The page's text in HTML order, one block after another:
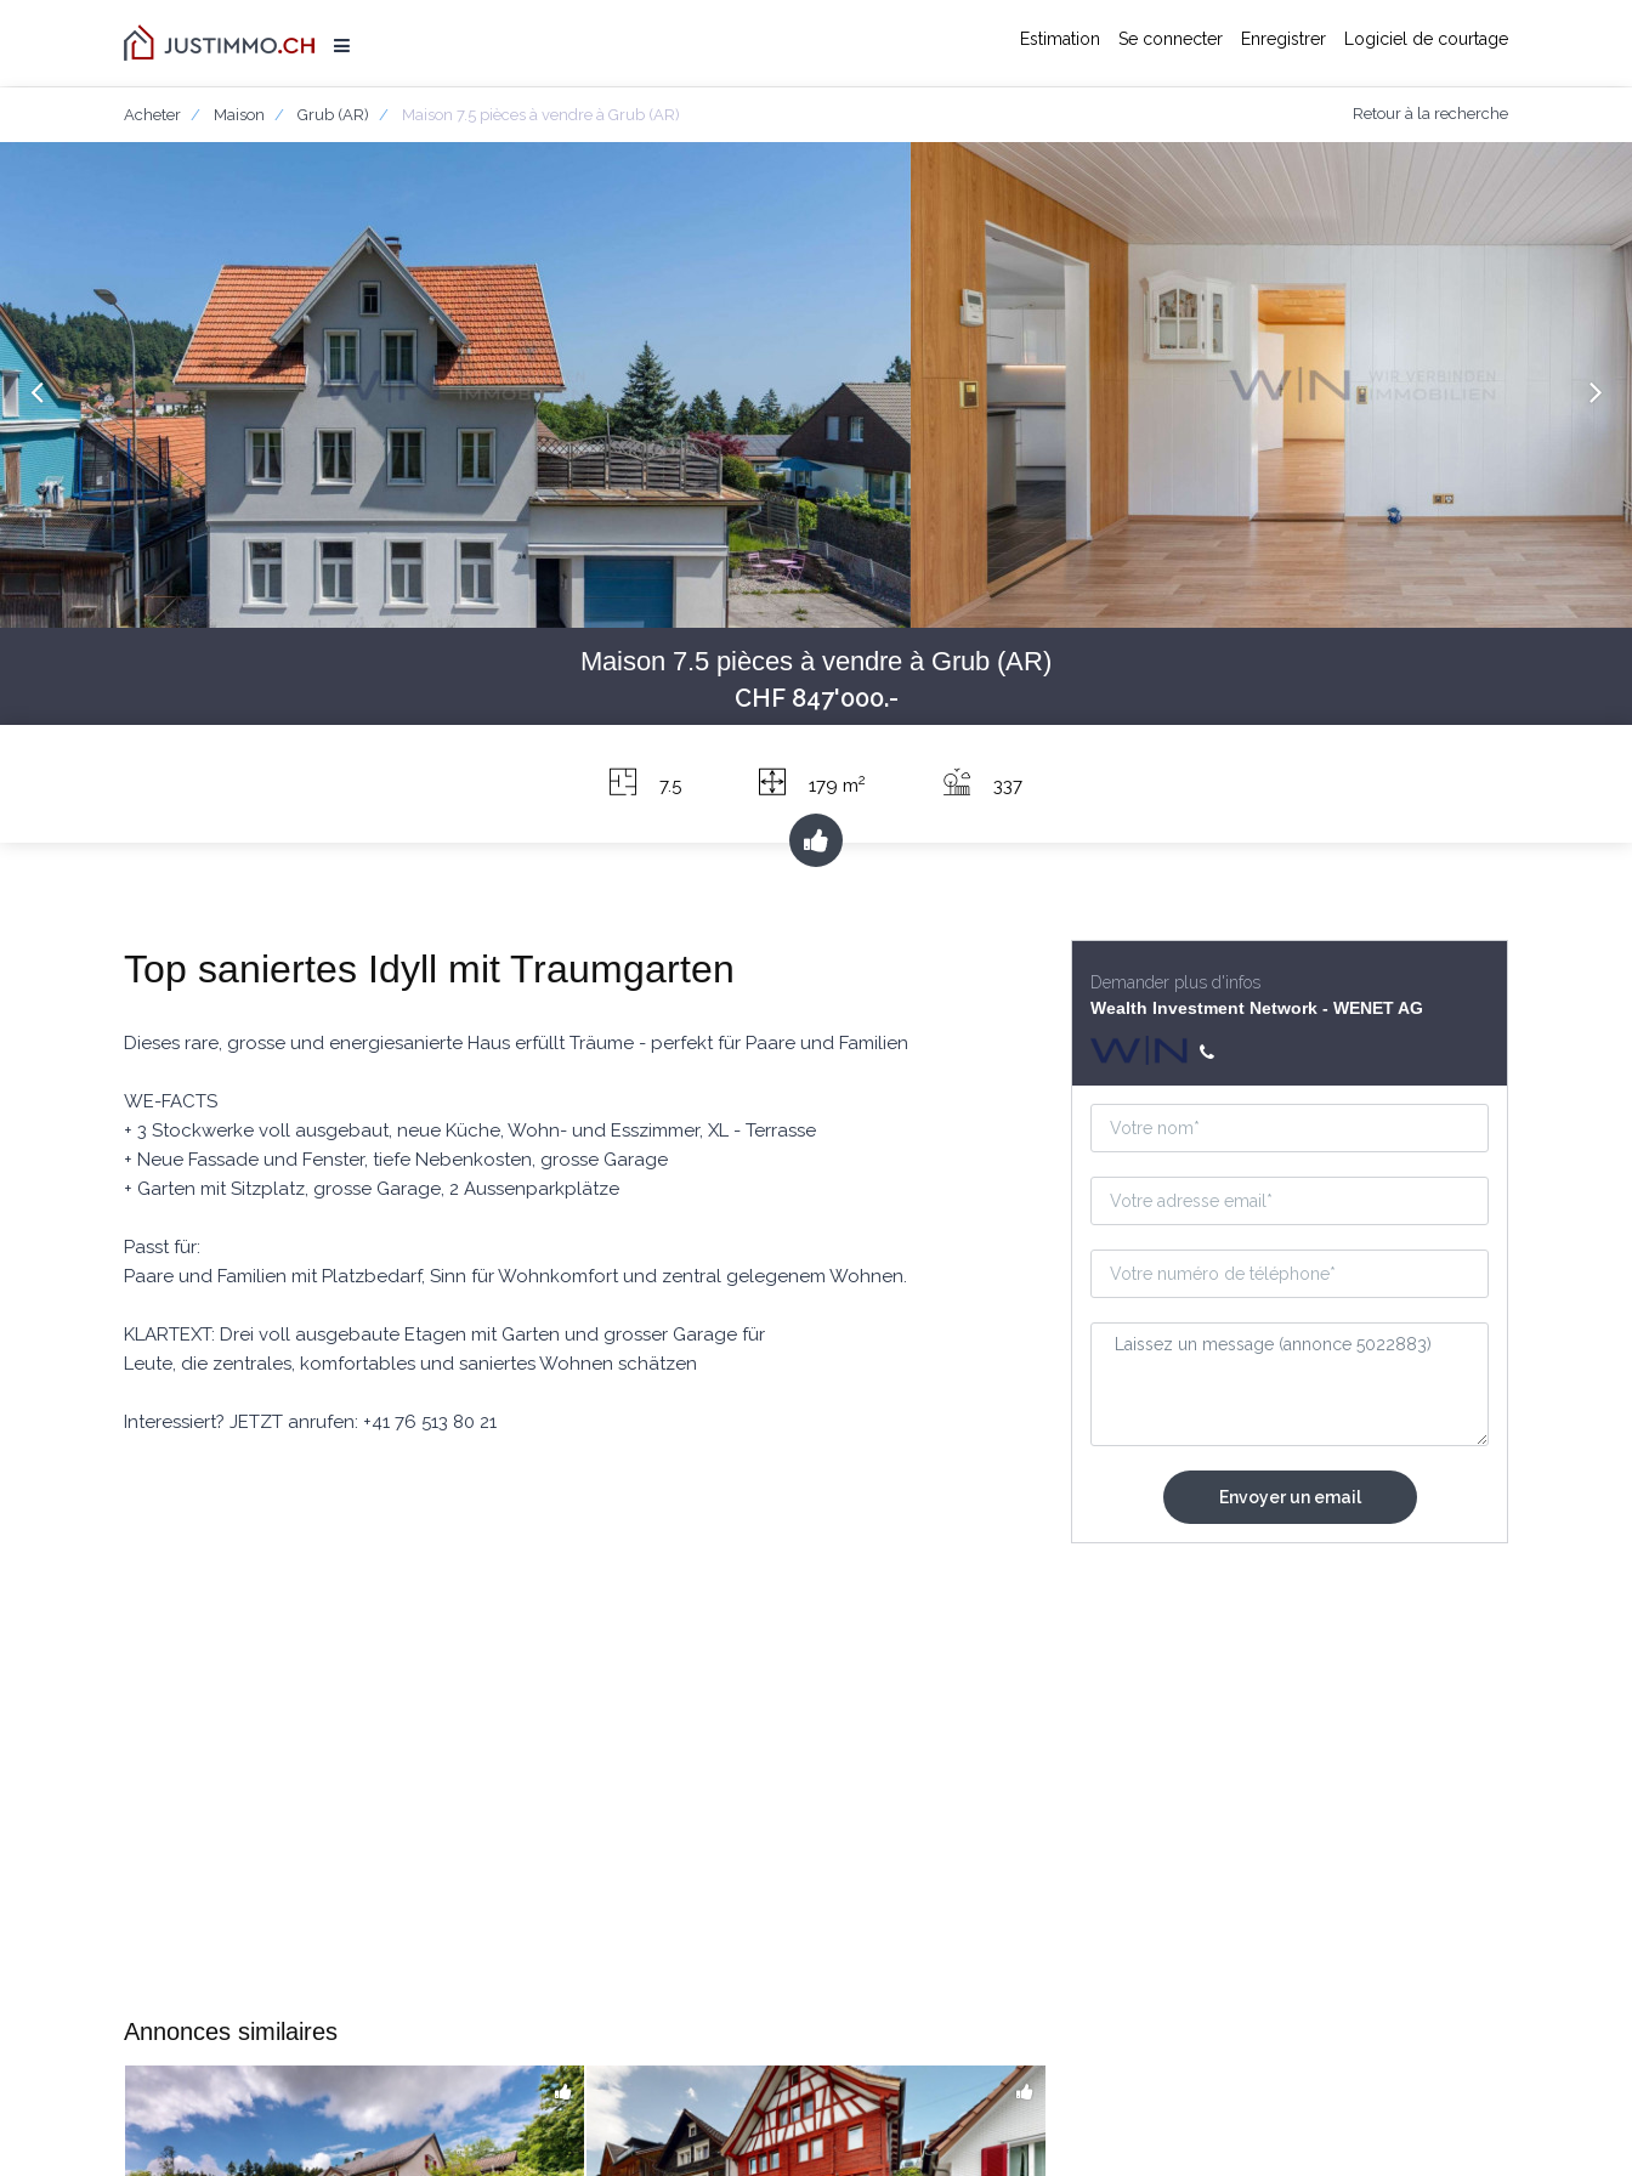
Estimation Se connecter Enregistrer Logiciel de courtage
Acheter Maison Grub (AR) Maison 7.5 pièces à vendre à Grub (AR) Retour à la recherche
Maison 7.5 pièces à vendre à Grub (AR)
CHF 847'000.-
7.5 179 m2 337
Top saniertes Idyll mit Traumgarten
Dieses rare, grosse und energiesanierte Haus erfüllt Träume - perfekt für Paare und Familien
WE-FACTS
+ 3 Stockwerke voll ausgebaut, neue Küche, Wohn- und Esszimmer, XL - Terrasse
+ Neue Fassade und Fenster, tiefe Nebenkosten, grosse Garage
+ Garten mit Sitzplatz, grosse Garage, 2 Aussenparkplätze
Passt für:
Paare und Familien mit Platzbedarf, Sinn für Wohnkomfort und zentral gelegenem Wohnen.
KLARTEXT: Drei voll ausgebaute Etagen mit Garten und grosser Garage für
Leute, die zentrales, komfortables und saniertes Wohnen schätzen
Interessiert? JETZT anrufen: +41 76 513 80 21
Demander plus d'infos
Wealth Investment Network - WENET AG
Annonces similaires